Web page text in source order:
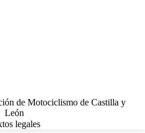
de Motociclismo de Castilla y
León
legales